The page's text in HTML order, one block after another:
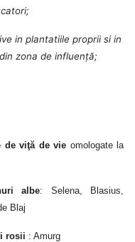
in plantatiile proprii si in
zona de influență;
de viţă de vie omologate la
albe: Selena, Blasius,
Blaj
rosii : Amurg